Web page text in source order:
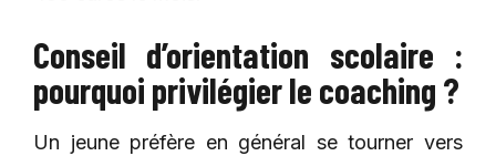
Conseil d’orientation scolaire :
pourquoi privilégier le coaching ?
Un jeune préfère en général se tourner vers